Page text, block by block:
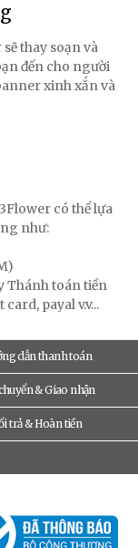
thay soạn và
đến cho người
xinh xắn và
có thể lựa
như:
Thánh toán tiền
payal v.v...
dẫn thanh toán
& Giao nhận
trả & Hoàn tiền